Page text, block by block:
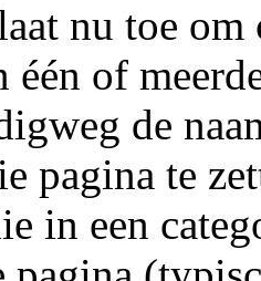
nu toe
één of
de
pagina te
in een